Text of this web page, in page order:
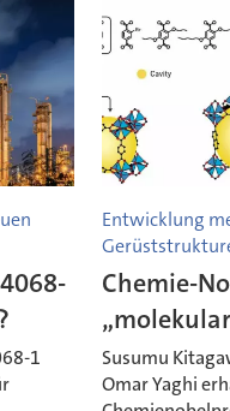
1
Entwicklung
Chemie-
Susumu
Omar Yaghi